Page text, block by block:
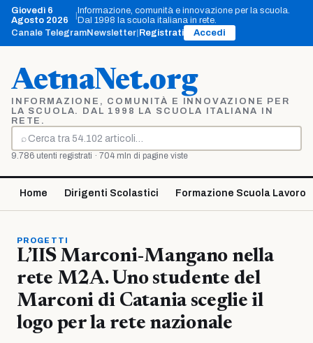
Vai
contenuto
Giovedì 6
Agosto 2026
Informazione, comunità e innovazione per la scuola.
Dal 1998 la scuola italiana in rete.
Canale TelegramNewsletter Registrati Accedi
AetnaNet.org
INFORMAZIONE, COMUNITÀ E INNOVAZIONE PER
LA SCUOLA. DAL 1998 LA SCUOLA ITALIANA IN
RETE.
⌕
Cerca
9.786 utenti registrati · 704 mln di pagine viste
Home Dirigenti Scolastici Formazione Scuola Lavoro
PROGETTI
L’IIS Marconi-Mangano nella
rete M2A. Uno studente del
Marconi di Catania sceglie il
logo per la rete nazionale